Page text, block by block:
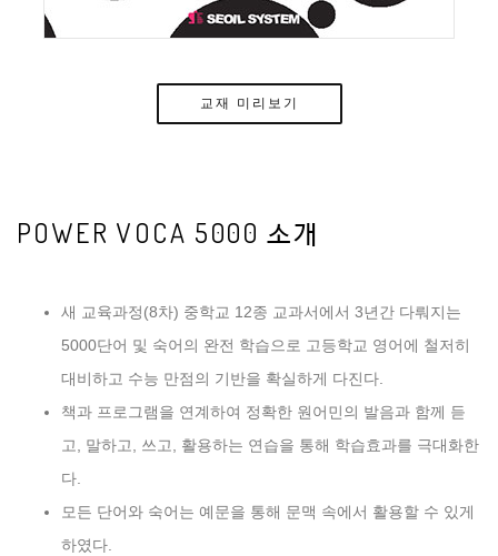
교재 미리보기
POWER VOCA 5000 소개
새 교육과정(8차) 중학교 12종 교과서에서 3년간 다뤄지는
5000단어 및 숙어의 완전 학습으로 고등학교 영어에 철저히
대비하고 수능 만점의 기반을 확실하게 다진다.
책과 프로그램을 연계하여 정확한 원어민의 발음과 함께 듣
고, 말하고, 쓰고, 활용하는 연습을 통해 학습효과를 극대화한
다.
모든 단어와 숙어는 예문을 통해 문맥 속에서 활용할 수 있게
하였다.